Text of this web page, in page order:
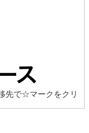
先で☆マークをクリ